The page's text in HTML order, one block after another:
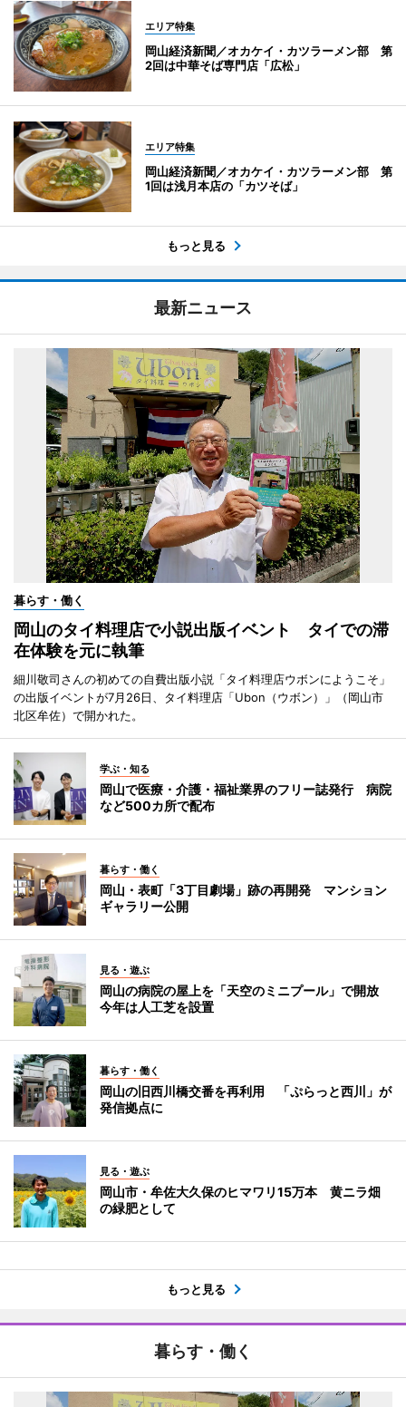
エリア特集
岡山経済新聞／オカケイ・カツラーメン部 第
2回は中華そば専門店「広松」
エリア特集
岡山経済新聞／オカケイ・カツラーメン部 第
1回は浅月本店の「カツそば」
もっと見る
最新ニュース
暮らす・働く
岡山のタイ料理店で小説出版イベント タイでの滞
在体験を元に執筆
細川敬司さんの初めての自費出版小説「タイ料理店ウボンにようこそ」
の出版イベントが7月26日、タイ料理店「Ubon（ウボン）」（岡山市
北区牟佐）で開かれた。
学ぶ・知る
岡山で医療・介護・福祉業界のフリー誌発行 病院
など500カ所で配布
暮らす・働く
岡山・表町「3丁目劇場」跡の再開発 マンション
ギャラリー公開
見る・遊ぶ
岡山の病院の屋上を「天空のミニプール」で開放
今年は人工芝を設置
暮らす・働く
岡山の旧西川橋交番を再利用 「ぷらっと西川」が
発信拠点に
見る・遊ぶ
岡山市・牟佐大久保のヒマワリ15万本 黄ニラ畑
の緑肥として
もっと見る
暮らす・働く